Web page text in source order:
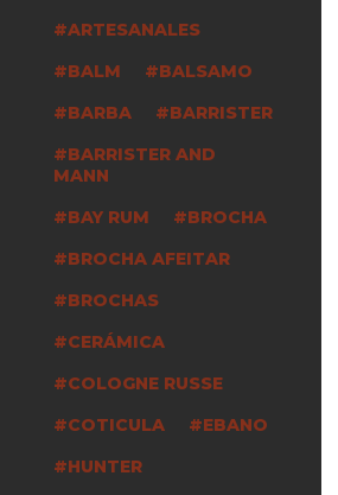
ARTESANALES
BALM
BALSAMO
BARBA
BARRISTER
BARRISTER AND
MANN
BAY RUM
BROCHA
BROCHA AFEITAR
BROCHAS
CERÁMICA
COLOGNE RUSSE
COTICULA
EBANO
HUNTER